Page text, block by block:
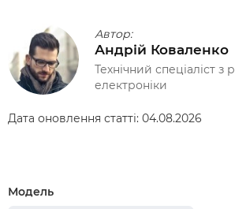
Автор:
Андрій Коваленко
Технічний спеціаліст з
електроніки
Дата оновлення статті: 04.08.2026
Модель